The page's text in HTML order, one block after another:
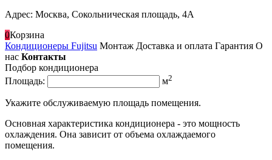
Адрес: Москва, Сокольническая площадь, 4А
0Корзина
Кондиционеры Fujitsu Монтаж Доставка и оплата Гарантия О
нас Контакты
Подбор кондиционера
Площадь:
м2
Укажите обслуживаемую площадь помещения.
Основная характеристика кондиционера - это мощность
охлаждения. Она зависит от объема охлаждаемого
помещения.